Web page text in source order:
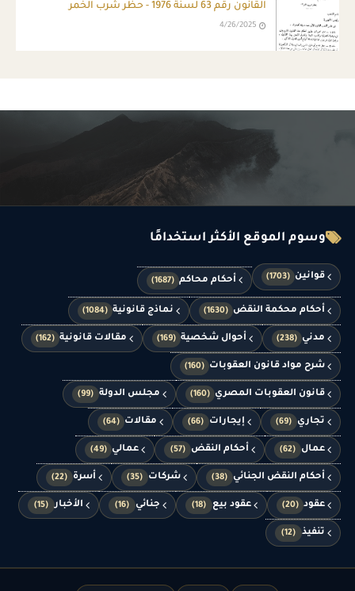
القانون رقم 63 لسنة 1976 - حظر شرب الخمر
4/26/2025
وسوم الموقع الأكثر استخدامًا
قوانين (1703) أحكام محاكم (1687)
أحكام محكمة النقض (1630) نماذج قانونية (1084)
مدني (238) أحوال شخصية (169) مقالات قانونية (162)
شرح مواد قانون العقوبات (160)
قانون العقوبات المصري (160) مجلس الدولة (99)
تجاري (69) إيجارات (66) مقالات (64)
عمال (62) أحكام النقض (57) عمالي (49)
أحكام النقض الجنائي (38) شركات (35) أسرة (22)
عقود (20) عقود بيع (18) جنائي (16) الأخبار (15)
تنفيذ (12)